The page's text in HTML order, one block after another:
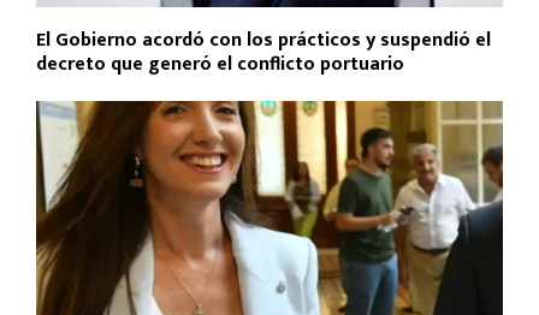
El Gobierno acordó con los prácticos y suspendió el
decreto que generó el conflicto portuario